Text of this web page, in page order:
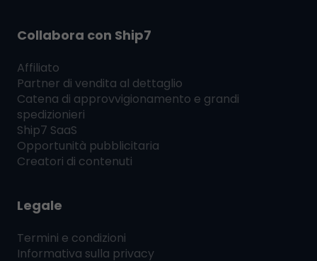
Collabora con Ship7
Affiliato
Partner di vendita al dettaglio
Catena di approvvigionamento e grandi
spedizionieri
Ship7 SaaS
Opportunità pubblicitaria
Creatori di contenuti
Legale
Termini e condizioni
Informativa sulla privacy